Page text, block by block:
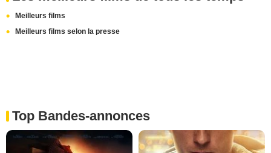
Meilleurs films
Meilleurs films selon la presse
Top Bandes-annonces